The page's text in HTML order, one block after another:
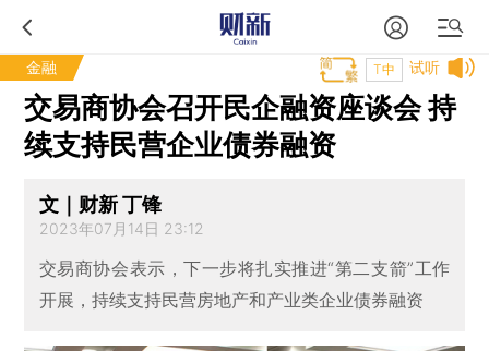
金融 试听
T中
交易商协会召开民企融资座谈会 持
续支持民营企业债券融资
文｜财新 丁锋
2023年07月14日 23:12
交易商协会表示，下一步将扎实推进“第二支箭”工作
开展，持续支持民营房地产和产业类企业债券融资